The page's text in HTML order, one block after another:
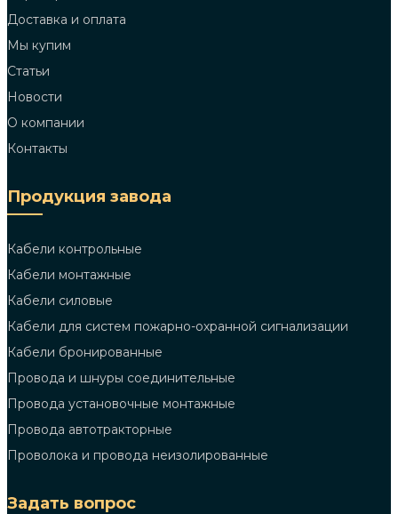
Доставка и оплата
Мы купим
Статьи
Новости
О компании
Контакты
Продукция завода
Кабели контрольные
Кабели монтажные
Кабели силовые
Кабели для систем пожарно-охранной сигнализации
Кабели бронированные
Провода и шнуры соединительные
Провода установочные монтажные
Провода автотракторные
Проволока и провода неизолированные
Задать вопрос